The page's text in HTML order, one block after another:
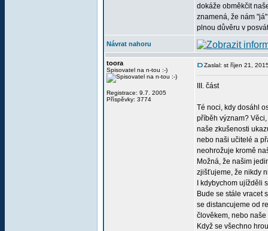
dokáže obměkčit
znamená, že nám
plnou důvěru v
Návrat nahoru
toora
Spisovatel na n-tou :-)
Registrace: 9.7. 2005
Příspěvky: 3774
Zaslal: st říjen 21,
III. část
Té noci, kdy dosáhl
příběh význam?
naše zkušenosti
nebo naši učitelé a
neohrožuje kromě
Možná, že našim
zjišťujeme, že nikdy
I kdybychom
Bude se stále vracet
se distancujeme od
člověkem, nebo
Když se všechno